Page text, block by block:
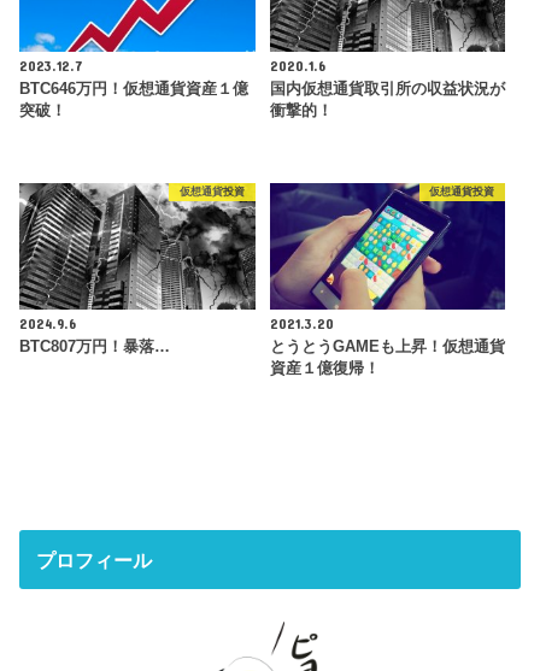
2023.12.7
BTC646万円！仮想通貨資産１億
突破！
2020.1.6
国内仮想通貨取引所の収益状況が
衝撃的！
仮想通貨投資
2024.9.6
BTC807万円！暴落…
仮想通貨投資
2021.3.20
とうとうGAMEも上昇！仮想通貨
資産１億復帰！
プロフィール